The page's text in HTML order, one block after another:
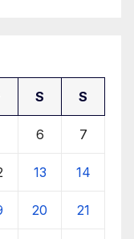
S S
6 7
13 14
20 21